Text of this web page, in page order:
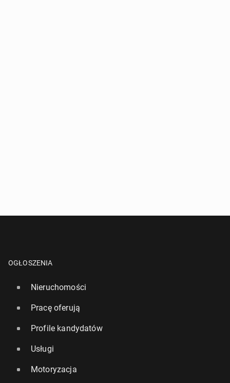
OGŁOSZENIA
Nieruchomości
Pracę oferują
Profile kandydatów
Usługi
Motoryzacja